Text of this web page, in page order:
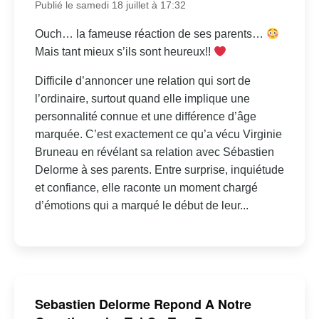
Publié le samedi 18 juillet à 17:32
Ouch… la fameuse réaction de ses parents…
Mais tant mieux s’ils sont heureux!!
Difficile d’annoncer une relation qui sort de
l’ordinaire, surtout quand elle implique une
personnalité connue et une différence d’âge
marquée. C’est exactement ce qu’a vécu Virginie
Bruneau en révélant sa relation avec Sébastien
Delorme à ses parents. Entre surprise, inquiétude
et confiance, elle raconte un moment chargé
d’émotions qui a marqué le début de leur...
Sebastien Delorme Repond A Notre